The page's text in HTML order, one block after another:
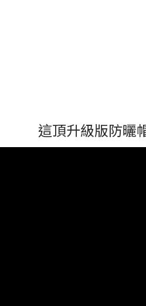
這頂升級版防曬